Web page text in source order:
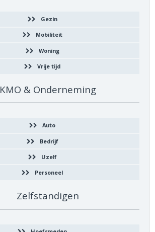
Gezin
Mobiliteit
Woning
Vrije tijd
KMO & Onderneming
Auto
Bedrijf
Uzelf
Personeel
Zelfstandigen